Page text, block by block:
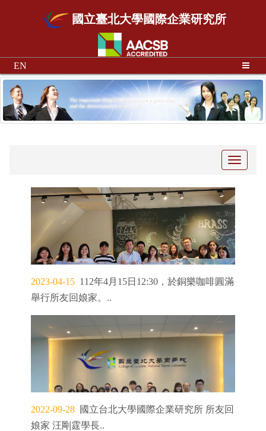
國立臺北大學國際企業研究所
EN
Toggle
2023-04-15 112年4月15日12:30，於銅樂咖啡圓滿
舉行所友回娘家。..
2022-09-28 國立台北大學國際企業研究所 所友回
娘家 汪剛霆學長..